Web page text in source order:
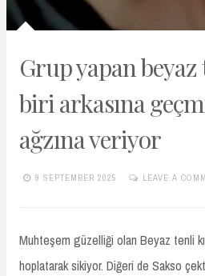
Grup yapan beyaz
biri arkasına
ağzına veriyor
9 SEPTEMBER 2025
LEAVE A
Muhteşem güzelliği olan Beyaz tenli
hoplatarak sikiyor. Diğeri de Sakso